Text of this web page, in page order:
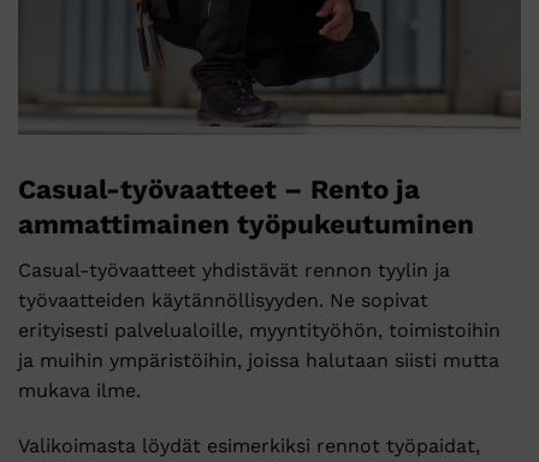
Casual-työvaatteet – Rento ja
ammattimainen työpukeutuminen
Casual-työvaatteet yhdistävät rennon tyylin ja
työvaatteiden käytännöllisyyden. Ne sopivat
erityisesti palvelualoille, myyntityöhön, toimistoihin
ja muihin ympäristöihin, joissa halutaan siisti mutta
mukava ilme.
Valikoimasta löydät esimerkiksi rennot työpaidat,